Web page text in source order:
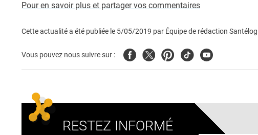
Pour en savoir plus et partager vos commentaires
Cette actualité a été publiée le 5/05/2019 par Équipe de rédaction Santélog
Vous pouvez nous suivre sur : FacebookTwitterPinterest
TiktokYoutube
RESTEZ INFORMÉ
Adresse e-mail